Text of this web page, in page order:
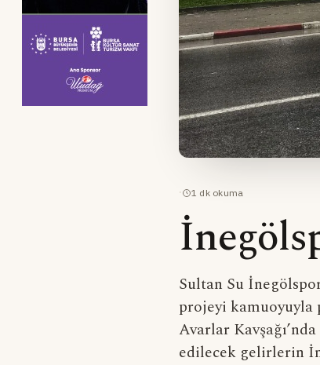
· 1 dk okuma
Sultan Su
projeyi kamuoyuyla
Avarlar
edilecek gelirlerin